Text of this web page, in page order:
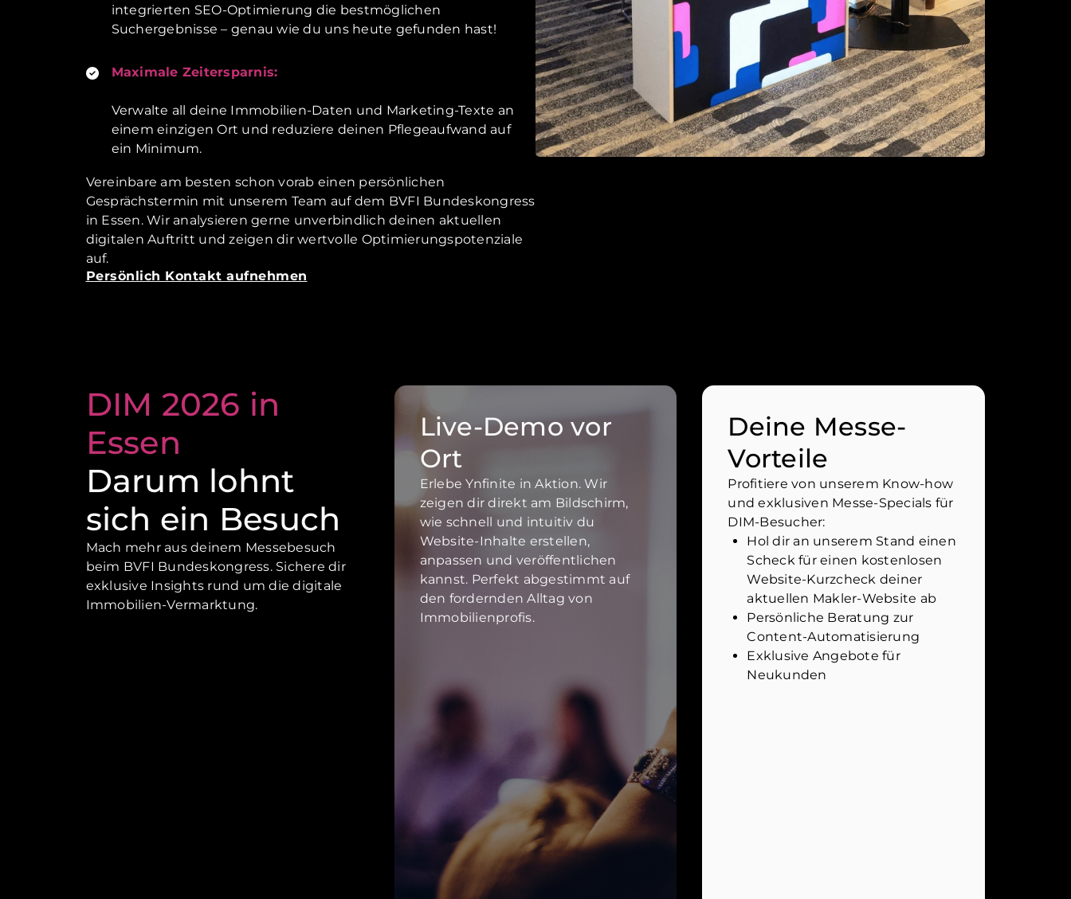
integrierten SEO-Optimierung die bestmöglichen
Suchergebnisse – genau wie du uns heute gefunden hast!
Maximale Zeitersparnis:
Verwalte all deine Immobilien-Daten und Marketing-Texte an
einem einzigen Ort und reduziere deinen Pflegeaufwand auf
ein Minimum.
Vereinbare am besten schon vorab einen persönlichen
Gesprächstermin mit unserem Team auf dem BVFI Bundeskongress
in Essen. Wir analysieren gerne unverbindlich deinen aktuellen
digitalen Auftritt und zeigen dir wertvolle Optimierungspotenziale
auf.
Persönlich Kontakt aufnehmen
DIM 2026 in
Essen
Darum lohnt
sich ein Besuch
Mach mehr aus deinem Messebesuch
beim BVFI Bundeskongress. Sichere dir
exklusive Insights rund um die digitale
Immobilien-Vermarktung.
Live-Demo vor
Ort
Erlebe Ynfinite in Aktion. Wir
zeigen dir direkt am Bildschirm,
wie schnell und intuitiv du
Website-Inhalte erstellen,
anpassen und veröffentlichen
kannst. Perfekt abgestimmt auf
den fordernden Alltag von
Immobilienprofis.
Deine Messe-
Vorteile
Profitiere von unserem Know-how
und exklusiven Messe-Specials für
DIM-Besucher:
Hol dir an unserem Stand einen
Scheck für einen kostenlosen
Website-Kurzcheck deiner
aktuellen Makler-Website ab
Persönliche Beratung zur
Content-Automatisierung
Exklusive Angebote für
Neukunden